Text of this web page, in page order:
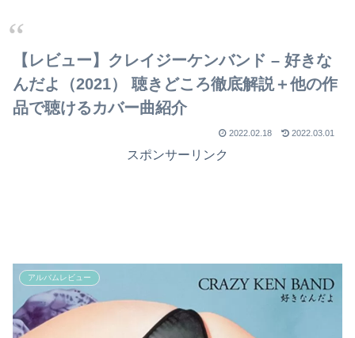
【レビュー】クレイジーケンバンド – 好きな
んだよ（2021） 聴きどころ徹底解説＋他の作
品で聴けるカバー曲紹介
2022.02.18 2022.03.01
スポンサーリンク
アルバムレビュー